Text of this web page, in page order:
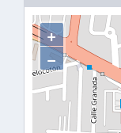
+
−